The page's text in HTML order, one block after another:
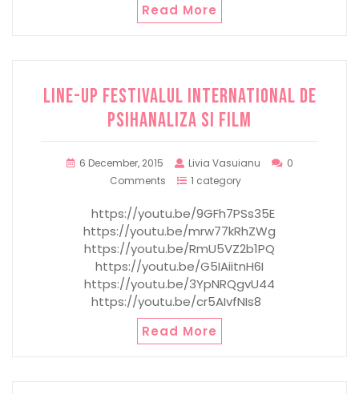
Read More
Line-up Festivalul International de
Psihanaliza si Film
6 December, 2015 Livia Vasuianu
0
Comments
1 category
https://youtu.be/9GFh7PSs35E
https://youtu.be/mrw77kRhZWg
https://youtu.be/RmU5VZ2b1PQ
https://youtu.be/G5IAiitnH6I
https://youtu.be/3YpNRQgvU44
https://youtu.be/cr5AIvfNIs8
Read More